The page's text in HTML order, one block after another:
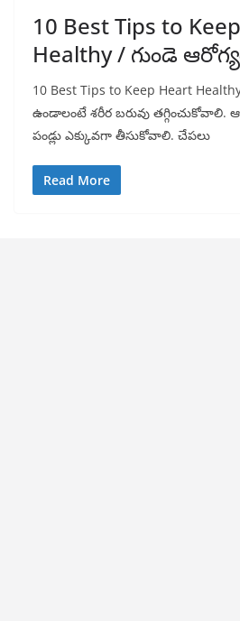
10 Best Tips to
Healthy / గుండె
10 Best Tips to Keep Heart
ఉండాలంటే శరీర బరువు తగ్గించుకోవాలి.
పండ్లు ఎక్కువగా తీసుకోవాలి. చేపలు
Read More